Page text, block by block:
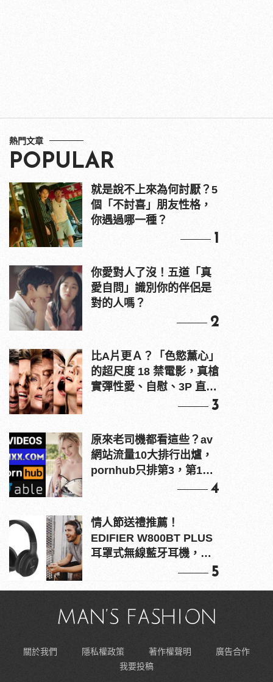
熱門文章
POPULAR
就是說不上來為何討厭？5
個「不討喜」朋友性格，
你遇過哪一種？
1
你愛對人了沒！五道「真
愛自問」識別你的伴侶是
對的人嗎？
2
比A片更Ａ？「色慾薰心」
的超尺度 18 禁電影，真槍
實彈性愛、自慰、3P 直接
3
原來老司機都看這些？av
網站流量10大排行出爐，
pornhub只排第3，第1名
4
情人節送禮推薦！
EDIFIER W800BT PLUS
耳罩式無線藍牙耳機，在
5
關於我們 隱私權政策 著作權聲明
廣告合作
我要投稿